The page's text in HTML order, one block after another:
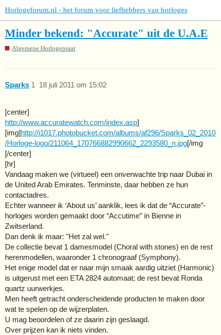
Horlogeforum.nl - het forum voor liefhebbers van horloges
Minder bekend: "Accurate" uit de U.A.E
Algemene Horlogepraat
Sparks 18 juli 2011 om 15:02
1
[center]
http://www.accuratewatch.com/index.asp]
[img]http://i1017.photobucket.com/albums/af296/Sparks_02_2010
/Horloge-logo/211064_170766882990662_2293580_n.jpg[/img
[/center]
[hr]
Vandaag maken we (virtueel) een onverwachte trip naar Dubai in
de United Arab Emirates. Tenminste, daar hebben ze hun
contactadres.
Echter wanneer ik ‘About us’ aanklik, lees ik dat de “Accurate”-
horloges worden gemaakt door “Accutime” in Bienne in
Zwitserland.
Dan denk ik maar: "Het zal wel."
De collectie bevat 1 damesmodel (Choral with stones) en de rest
herenmodellen, waaronder 1 chronograaf (Symphony).
Het enige model dat er naar mijn smaak aardig uitziet (Harmonic)
is uitgerust met een ETA 2824 automaat; de rest bevat Ronda
quartz uurwerkjes.
Men heeft getracht onderscheidende producten te maken door
wat te spelen op de wijzerplaten.
U mag beoordelen of ze daarin zijn geslaagd.
Over prijzen kan ik niets vinden.